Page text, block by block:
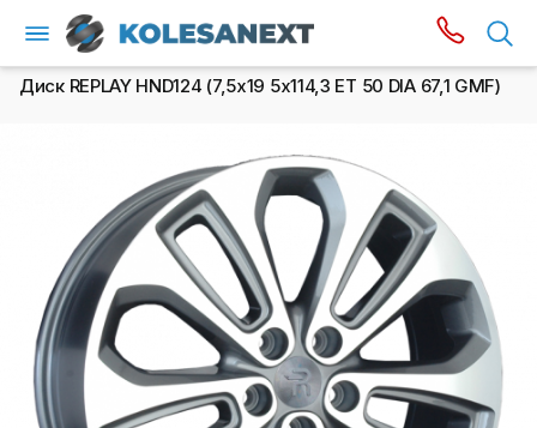
Диск REPLAY HND124 (7,5х19 5x114,3 ET 50 DIA 67,1 GMF)